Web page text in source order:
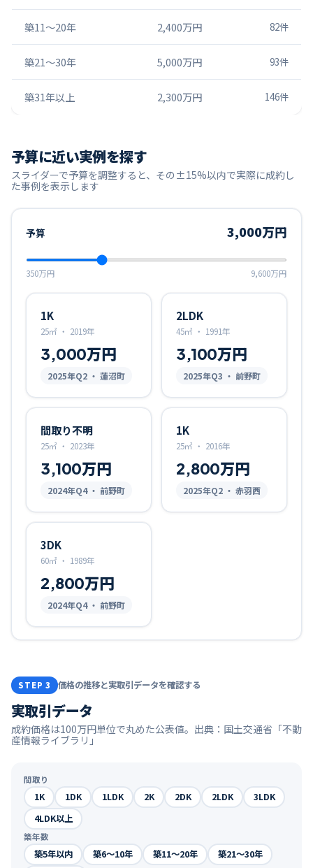
築11〜20年 2,400万円 82件
築21〜30年 5,000万円 93件
築31年以上 2,300万円 146件
予算に近い実例を探す
スライダーで予算を調整すると、その±15%以内で実際に成約し
た事例を表示します
予算 3,000万円
350万円 9,600万円
1K
25㎡ ・ 2019年
3,000万円
2025年Q2 ・ 蓮沼町
2LDK
45㎡ ・ 1991年
3,100万円
2025年Q3 ・ 前野町
間取り不明
25㎡ ・ 2023年
3,100万円
2024年Q4・ 前野町
1K
25㎡ ・ 2016年
2,800万円
2025年Q2 ・ 赤羽西
3DK
60㎡ ・ 1989年
2,800万円
2024年Q4・ 前野町
STEP 3 価格の推移と実取引データを確認する
実取引データ
成約価格は100万円単位で丸めた公表値。出典：国土交通省「不動
産情報ライブラリ」
間取り
1K 1DK 1LDK 2K 2DK 2LDK
3LDK
4LDK以上
築年数
築5年以内 築6〜10年 築11〜20年 築21〜30年